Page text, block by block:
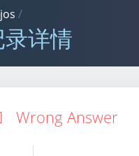
/
详情
Wrong Answer